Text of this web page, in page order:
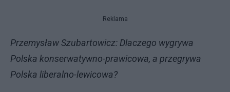
Reklama
Przemysław Szubartowicz: Dlaczego wygrywa
Polska konserwatywno-prawicowa, a przegrywa
Polska liberalno-lewicowa?